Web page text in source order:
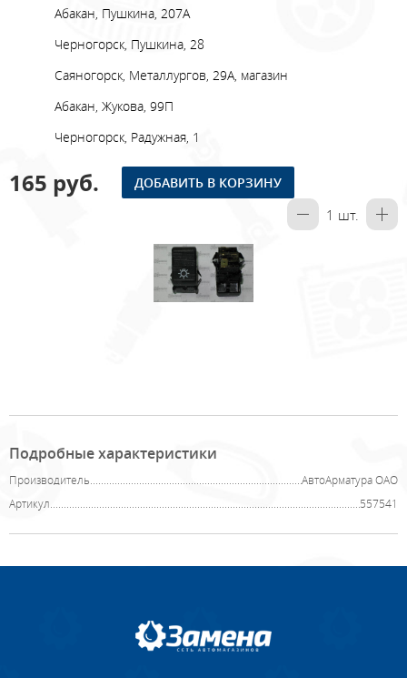
Абакан, Пушкина, 207А
Черногорск, Пушкина, 28
Саяногорск, Металлургов, 29А, магазин
Абакан, Жукова, 99П
Черногорск, Радужная, 1
165 руб. ДОБАВИТЬ В КОРЗИНУ
1 шт.
Подробные характеристики
Производитель
АвтоАрматура ОАО
Артикул
557541